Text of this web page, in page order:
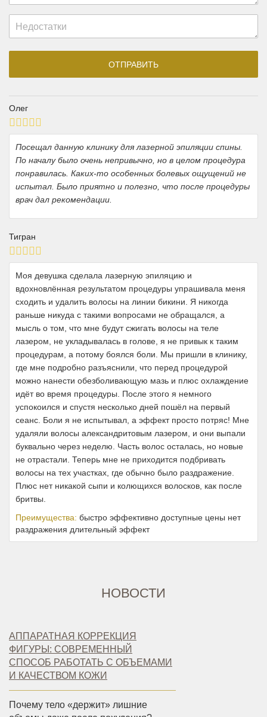
Олег
Посещал данную клинику для лазерной эпиляции спины.
По началу было очень непривычно, но в целом процедура
понравилась. Каких-то особенных болевых ощущений не
испытал. Было приятно и полезно, что после процедуры
врач дал рекомендации.
Тигран
Моя девушка сделала лазерную эпиляцию и
вдохновлённая результатом процедуры упрашивала меня
сходить и удалить волосы на линии бикини. Я никогда
раньше никуда с такими вопросами не обращался, а
мысль о том, что мне будут сжигать волосы на теле
лазером, не укладывалась в голове, я не привык к таким
процедурам, а потому боялся боли. Мы пришли в клинику,
где мне подробно разъяснили, что перед процедурой
можно нанести обезболивающую мазь и плюс охлаждение
идёт во время процедуры. После этого я немного
успокоился и спустя несколько дней пошёл на первый
сеанс. Боли я не испытывал, а эффект просто потряс! Мне
удаляли волосы александритовым лазером, и они выпали
буквально через неделю. Часть волос осталась, но новые
не отрастали. Теперь мне не приходится подбривать
волосы на тех участках, где обычно было раздражение.
Плюс нет никакой сыпи и колющихся волосков, как после
бритвы.
Преимущества: быстро эффективно доступные цены нет
раздражения длительный эффект
НОВОСТИ
АППАРАТНАЯ КОРРЕКЦИЯ
ФИГУРЫ: СОВРЕМЕННЫЙ
СПОСОБ РАБОТАТЬ С ОБЪЕМАМИ
И КАЧЕСТВОМ КОЖИ
Почему тело «держит» лишние